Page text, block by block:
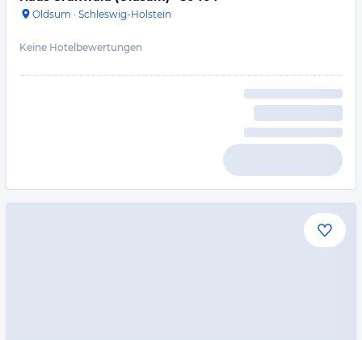
Oldsum · Schleswig-Holstein
Keine Hotelbewertungen